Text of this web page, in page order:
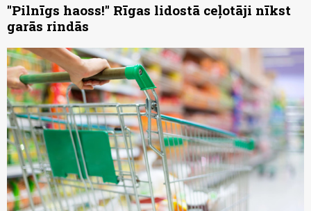
"Pilnīgs haoss!" Rīgas lidostā ceļotāji nīkst
garās rindās